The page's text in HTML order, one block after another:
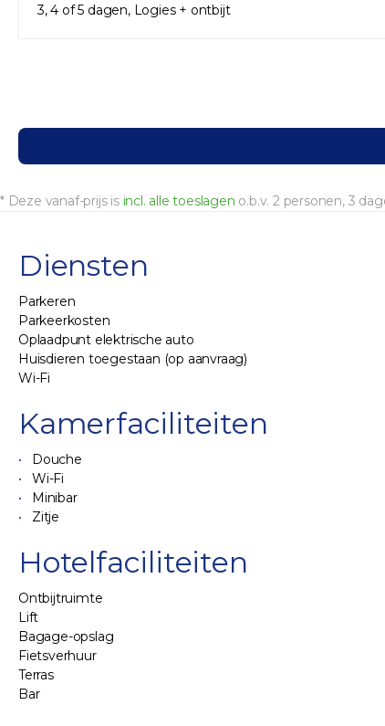
3, 4 of 5 dagen, Logies + ontbijt
* Deze vanaf-prijs is incl. alle toeslagen o.b.v. 2 personen, 3
Diensten
Parkeren
Parkeerkosten
Oplaadpunt elektrische auto
Huisdieren toegestaan (op aanvraag)
Wi-Fi
Kamerfaciliteiten
Douche
Wi-Fi
Minibar
Zitje
Hotelfaciliteiten
Ontbijtruimte
Lift
Bagage-opslag
Fietsverhuur
Terras
Bar